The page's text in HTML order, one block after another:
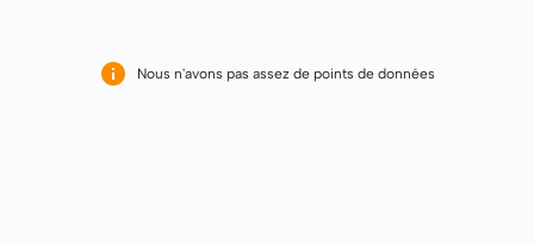
Nous n'avons pas assez de points de données